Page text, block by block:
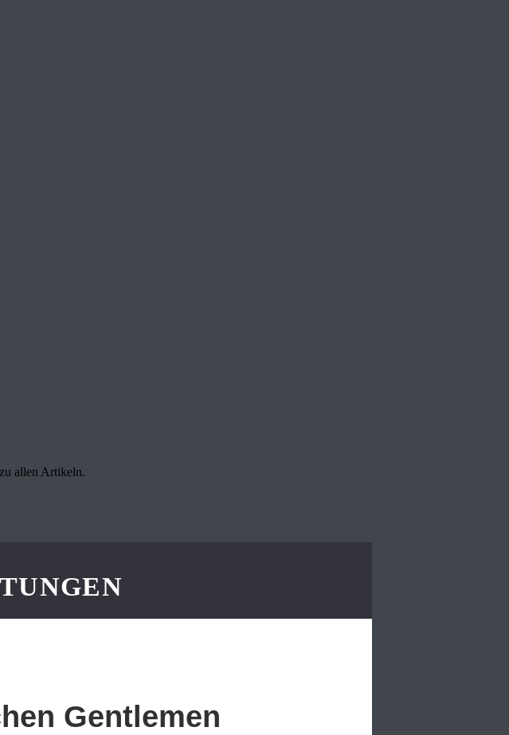
allen Artikeln.
Gentlemen